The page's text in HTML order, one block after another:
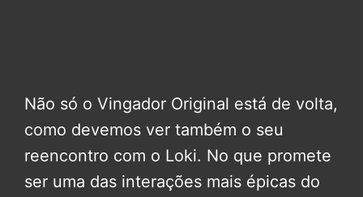
Não só o Vingador Original está de volta,
como devemos ver também o seu
reencontro com o Loki. No que promete
ser uma das interações mais épicas do